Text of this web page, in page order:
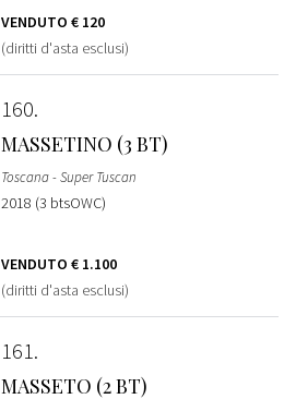
VENDUTO € 120
(diritti d'asta esclusi)
160
MASSETINO (3 BT)
Toscana - Super Tuscan
2018 (3 btsOWC)
VENDUTO € 1.100
(diritti d'asta esclusi)
161
MASSETO (2 BT)